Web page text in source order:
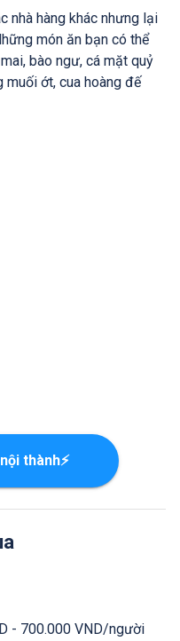
nhà hàng khác nhưng lại
món ăn bạn có thể
bào ngư, cá mặt quỷ
ớt, cua hoàng đế
thành⚡
- 700.000 VND/người